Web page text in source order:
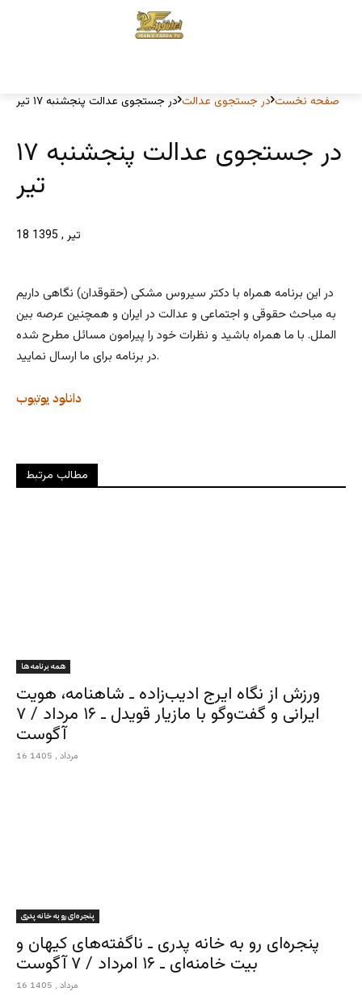
صفحه نخست در جستجوی عدالت در جستجوی عدالت پنجشنبه ۱۷ تیر
در جستجوی عدالت پنجشنبه ۱۷
تیر
18 تیر , 1395
در این برنامه همراه با دکتر سیروس مشکی (حقوقدان) نگاهی داریم
به مباحث حقوقی و اجتماعی و عدالت در ایران و همچنین عرصه بین
الملل. با ما همراه باشید و نظرات خود را پیرامون مسائل مطرح شده
در برنامه برای ما ارسال نمایید.
یوتیوب دانلود
مطالب مرتبط
همه برنامه ها
ورزش از نگاه ایرج ادیب‌زاده ـ شاهنامه، هویت
ایرانی و گفت‌وگو با مازیار قویدل ـ ۱۶ مرداد / ۷
آگوست
16 مرداد , 1405
پنجره‌ای رو به خانه پدری
پنجره‌ای رو به خانه پدری ـ ناگفته‌های کیهان و
بیت خامنه‌ای ـ ۱۶ امرداد / ۷ آگوست
16 مرداد , 1405